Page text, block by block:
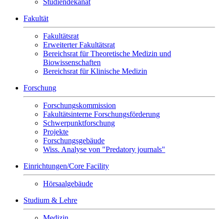
Studiendekanat
Fakultät
Fakultätsrat
Erweiterter Fakultätsrat
Bereichsrat für Theoretische Medizin und
Biowissenschaften
Bereichsrat für Klinische Medizin
Forschung
Forschungskommission
Fakultätsinterne Forschungsförderung
Schwerpunktforschung
Projekte
Forschungsgebäude
Wiss. Analyse von "Predatory journals"
Einrichtungen/Core Facility
Hörsaalgebäude
Studium & Lehre